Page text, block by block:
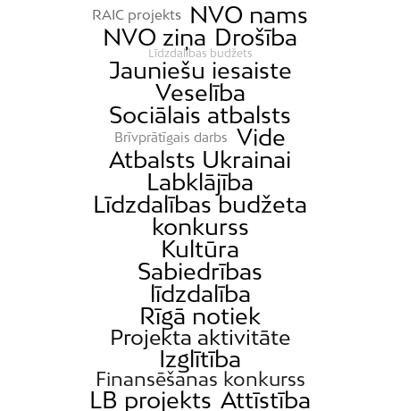
RAIC projekts
NVO nams
NVO ziņa Drošība
Līdzdalības budžets
Jauniešu iesaiste
Veselība
Sociālais atbalsts
Brīvprātīgais darbs
Vide
Atbalsts Ukrainai
Labklājība
Līdzdalības budžeta
konkurss
Kultūra
Sabiedrības
līdzdalība
Rīgā notiek
Projekta aktivitāte
Izglītība
Finansēšanas konkurss
LB projekts Attīstība